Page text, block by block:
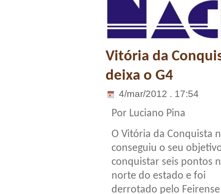
Vitória da
deixa o G4
4/mar/2012 . 17:54
Por Luciano Pina
O Vitória da Conquista
conseguiu o seu
conquistar seis pontos
norte do estado e foi
derrotado pelo